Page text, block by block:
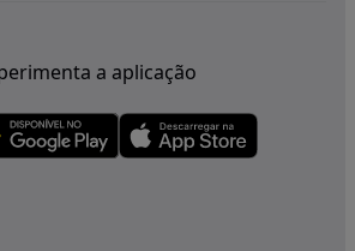
a aplicação